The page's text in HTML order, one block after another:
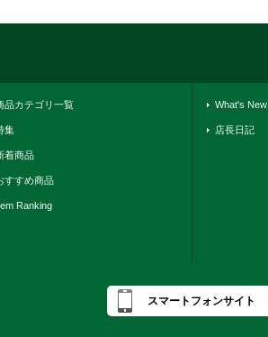
品カテゴリ一覧
集
着商品
すすめ商品
Ranking
What's New
店長日記
スマートフォンサイト